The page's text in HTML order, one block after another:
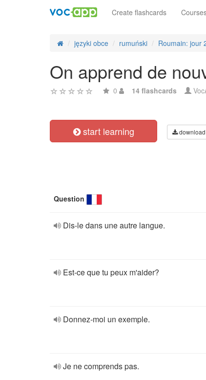
Create flashcards
języki obce rumuński Roumain: jour
On apprend de
0 14 flashcards
start learning download
Question
Dis-le dans une autre langue.
Est-ce que tu peux m'aider?
Donnez-moi un exemple.
Je ne comprends pas.